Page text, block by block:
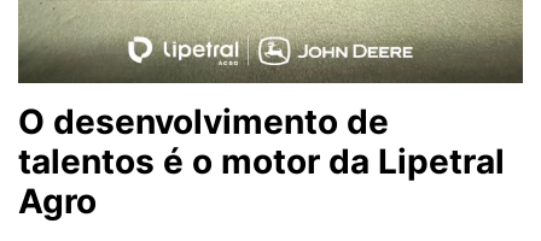
O desenvolvimento de
talentos é o motor da Lipetral
Agro